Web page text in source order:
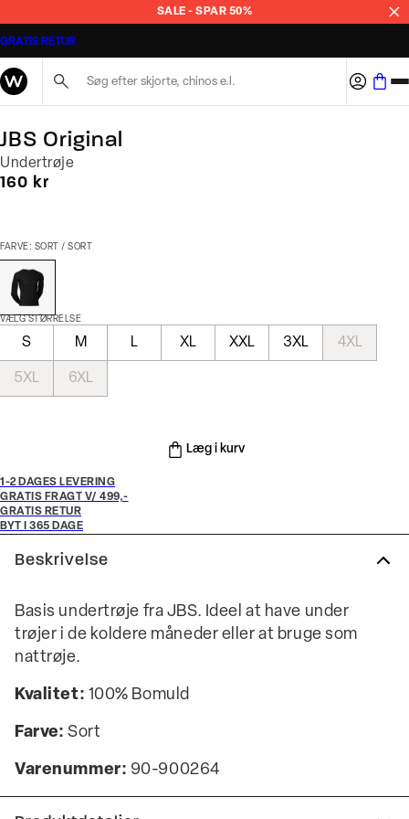
SALE - SPAR 50%
GRATIS RETUR
JBS Original
Undertrøje
I alt (inkl. rabat)
160 kr
FARVE: SORT / SORT
VÆLG STØRRELSE
S M L XL XXL 3XL 4XL
5XL 6XL
Læg i kurv
1-2 DAGES LEVERING
GRATIS FRAGT V/ 499,-
GRATIS RETUR
BYT I 365 DAGE
Beskrivelse
Basis undertrøje fra JBS. Ideel at have under
trøjer i de koldere måneder eller at bruge som
nattrøje.
Kvalitet: 100% Bomuld
Farve: Sort
Varenummer: 90-900264